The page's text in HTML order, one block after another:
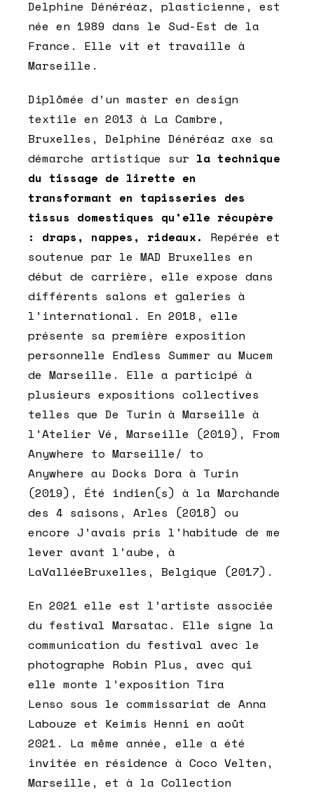
Delphine Dénéréaz, plasticienne, est
née en 1989 dans le Sud-Est de la
France. Elle vit et travaille à
Marseille.
Diplômée d’un master en design
textile en 2013 à La Cambre,
Bruxelles, Delphine Dénéréaz axe sa
démarche artistique sur la technique
du tissage de lirette en
transformant en tapisseries des
tissus domestiques qu’elle récupère
: draps, nappes, rideaux. Repérée et
soutenue par le MAD Bruxelles en
début de carrière, elle expose dans
différents salons et galeries à
l’international. En 2018, elle
présente sa première exposition
personnelle Endless Summer au Mucem
de Marseille. Elle a participé à
plusieurs expositions collectives
telles que De Turin à Marseille à
l’Atelier Vé, Marseille (2019), From
Anywhere to Marseille/ to
Anywhere au Docks Dora à Turin
(2019), Été indien(s) à la Marchande
des 4 saisons, Arles (2018) ou
encore J’avais pris l’habitude de me
lever avant l’aube, à
LaValléeBruxelles, Belgique (2017).
En 2021 elle est l’artiste associée
du festival Marsatac. Elle signe la
communication du festival avec le
photographe Robin Plus, avec qui
elle monte l’exposition Tira
Lenso sous le commissariat de Anna
Labouze et Keimis Henni en août
2021. La même année, elle a été
invitée en résidence à Coco Velten,
Marseille, et à la Collection